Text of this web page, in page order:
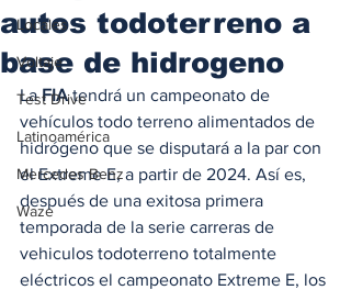
Locales
Voltaje
Test Drive
Latinoamérica
Mercedes Benz
Waze
autos todoterreno a
base de hidrogeno
La FIA tendrá un campeonato de
vehículos todo terreno alimentados de
hidrógeno que se disputará a la par con
el Extreme E, a partir de 2024. Así es,
después de una exitosa primera
temporada de la serie carreras de
vehiculos todoterreno totalmente
eléctricos el campeonato Extreme E, los